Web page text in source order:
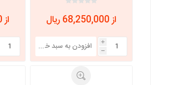
از 68,250,000 ریال
i
h
از 64,758,400 ریال